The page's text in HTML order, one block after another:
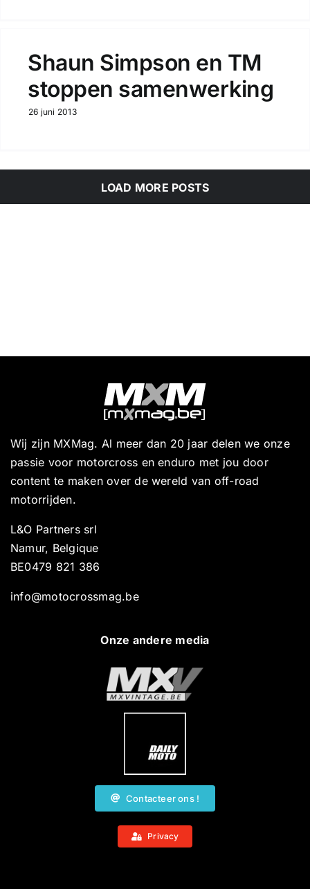
Shaun Simpson en TM
stoppen samenwerking
26 juni 2013
LOAD MORE POSTS
Wij zijn MXMag. Al meer dan 20 jaar delen we onze
passie voor motorcross en enduro met jou door
content te maken over de wereld van off-road
motorrijden.
L&O Partners srl
Namur, Belgique
BE0479 821 386
info@motocrossmag.be
Onze andere media
Contacteer ons !
Privacy